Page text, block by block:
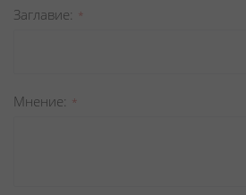
Заглавиe
Мнение